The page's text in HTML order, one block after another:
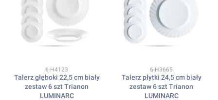
Kod produktu
6-H4123
Talerz głęboki 22,5 cm biały
zestaw 6 szt Trianon
LUMINARC
Kod produktu
6-H3665
Talerz płytki 24,5 cm biały
zestaw 6 szt Trianon
LUMINARC